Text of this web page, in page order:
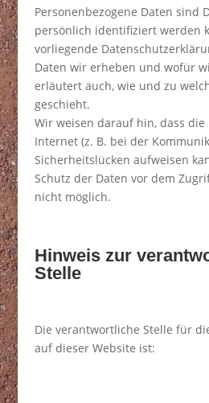
Personenbezogene Daten sind
persönlich identifiziert werden
vorliegende
Daten wir erheben und wofür
erläutert auch, wie und zu
geschieht.
Wir weisen darauf hin, dass
Internet (z. B. bei der
Sicherheitslücken aufweisen
Schutz der Daten vor dem
nicht möglich.
Hinweis zur
Stelle
Die verantwortliche Stelle für
auf dieser Website ist: